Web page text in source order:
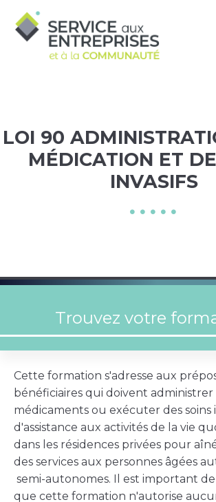
LOI 90
MÉDICATION ET
INVASIFS
Cette formation s'adresse aux
bénéficiaires qui doivent administrer
médicaments ou exécuter des soins
d'assistance aux activités de la vie
dans les résidences privées pour
des services aux personnes âgées
semi-autonomes. Il est important
que cette formation n'autorise